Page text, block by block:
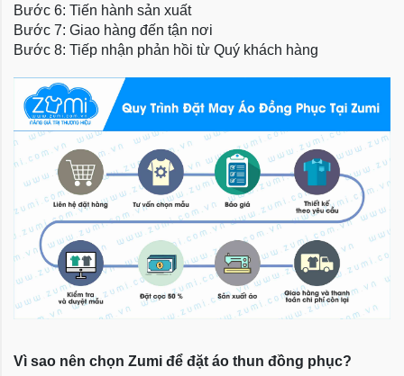
Bước 6: Tiến hành sản xuất
Bước 7: Giao hàng đến tận nơi
Bước 8: Tiếp nhận phản hồi từ Quý khách hàng
Vì sao nên chọn Zumi để đặt áo thun đồng phục?